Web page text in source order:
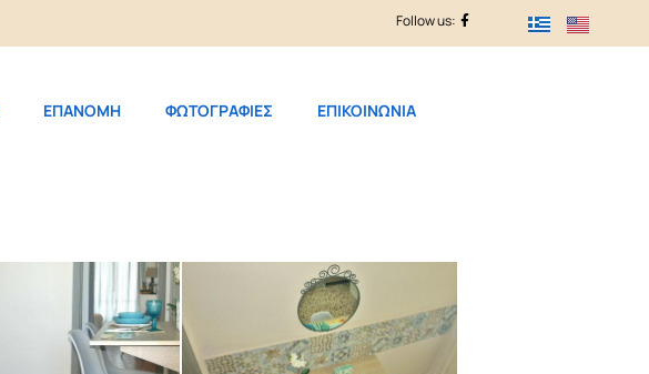
Follow us:
ΕΠΑΝΟΜΗ ΦΩΤΟΓΡΑΦΙΕΣ ΕΠΙΚΟΙΝΩΝΙΑ